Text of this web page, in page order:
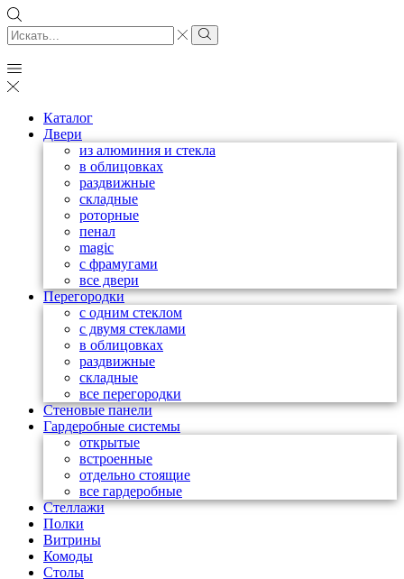
Каталог
Двери
из алюминия и стекла
в облицовках
раздвижные
складные
роторные
пенал
magic
с фрамугами
все двери
Перегородки
с одним стеклом
с двумя стеклами
в облицовках
раздвижные
складные
все перегородки
Стеновые панели
Гардеробные системы
открытые
встроенные
отдельно стоящие
все гардеробные
Стеллажи
Полки
Витрины
Комоды
Столы